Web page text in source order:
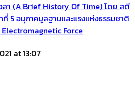
ลา (A Brief History Of Time) โดย สตี
5 อนุภาคมูลฐานและแรงแห่งธรรมชาติ
Force
at 13:07